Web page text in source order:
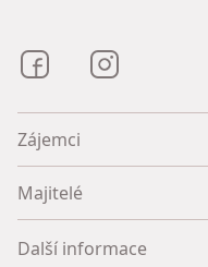
Bezrealitky na
Zájemci
Majitelé
Další informace